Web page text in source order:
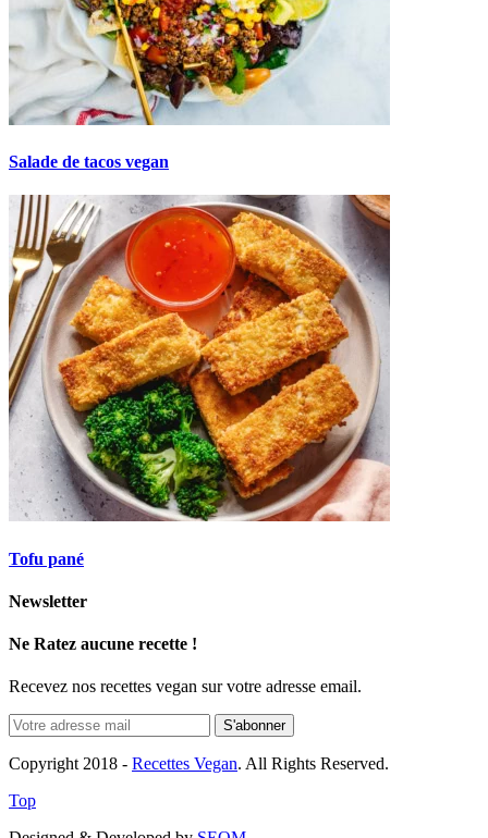
Salade de tacos vegan
Tofu pané
Newsletter
Ne Ratez aucune recette !
Recevez nos recettes vegan sur votre adresse email.
Copyright 2018 - Recettes Vegan. All Rights Reserved.
Top